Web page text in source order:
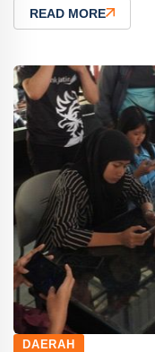
READ MORE
DAERAH